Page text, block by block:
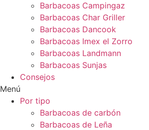
Barbacoas Campingaz
Barbacoas Char Griller
Barbacoas Dancook
Barbacoas Imex el Zorro
Barbacoas Landmann
Barbacoas Sunjas
Consejos
Menú
Por tipo
Barbacoas de carbón
Barbacoas de Leña